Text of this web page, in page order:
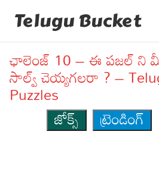
Telugu Bucket
Quotes
ఛాలెంజ్ 10 – ఈ పజల్ ని
సాల్వ్ చెయ్యగలరా ? –
Puzzles
జోక్స్
ట్రెండింగ్